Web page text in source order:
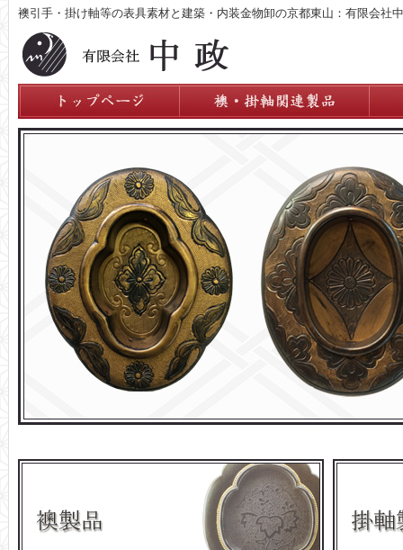
襖引手・掛け軸等の表具素材と建築・内装金物卸の京都東山：有限会社